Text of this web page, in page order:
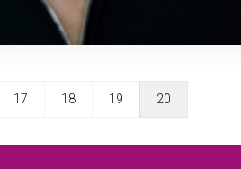
17 18 19 20